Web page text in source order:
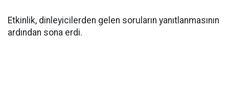
Etkinlik, dinleyicilerden gelen soruların yanıtlanmasının
ardından sona erdi.